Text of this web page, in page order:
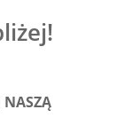
NASZĄ